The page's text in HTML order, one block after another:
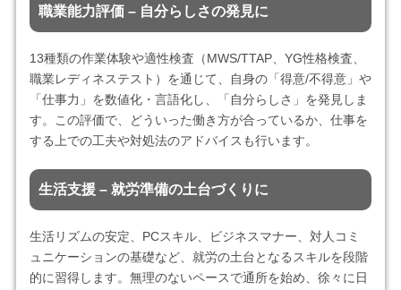
職業能力評価 – 自分らしさの発見に
13種類の作業体験や適性検査（MWS/TTAP、YG性格検査、
職業レディネステスト）を通じて、自身の「得意/不得意」や
「仕事力」を数値化・言語化し、「自分らしさ」を発見しま
す。この評価で、どういった働き方が合っているか、仕事を
する上での工夫や対処法のアドバイスも行います。
生活支援 – 就労準備の土台づくりに
生活リズムの安定、PCスキル、ビジネスマナー、対人コミ
ュニケーションの基礎など、就労の土台となるスキルを段階
的に習得します。無理のないペースで通所を始め、徐々に日